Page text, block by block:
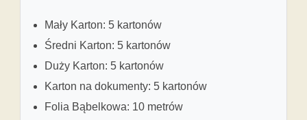
Mały Karton: 5 kartonów
Średni Karton: 5 kartonów
Duży Karton: 5 kartonów
Karton na dokumenty: 5 kartonów
Folia Bąbelkowa: 10 metrów